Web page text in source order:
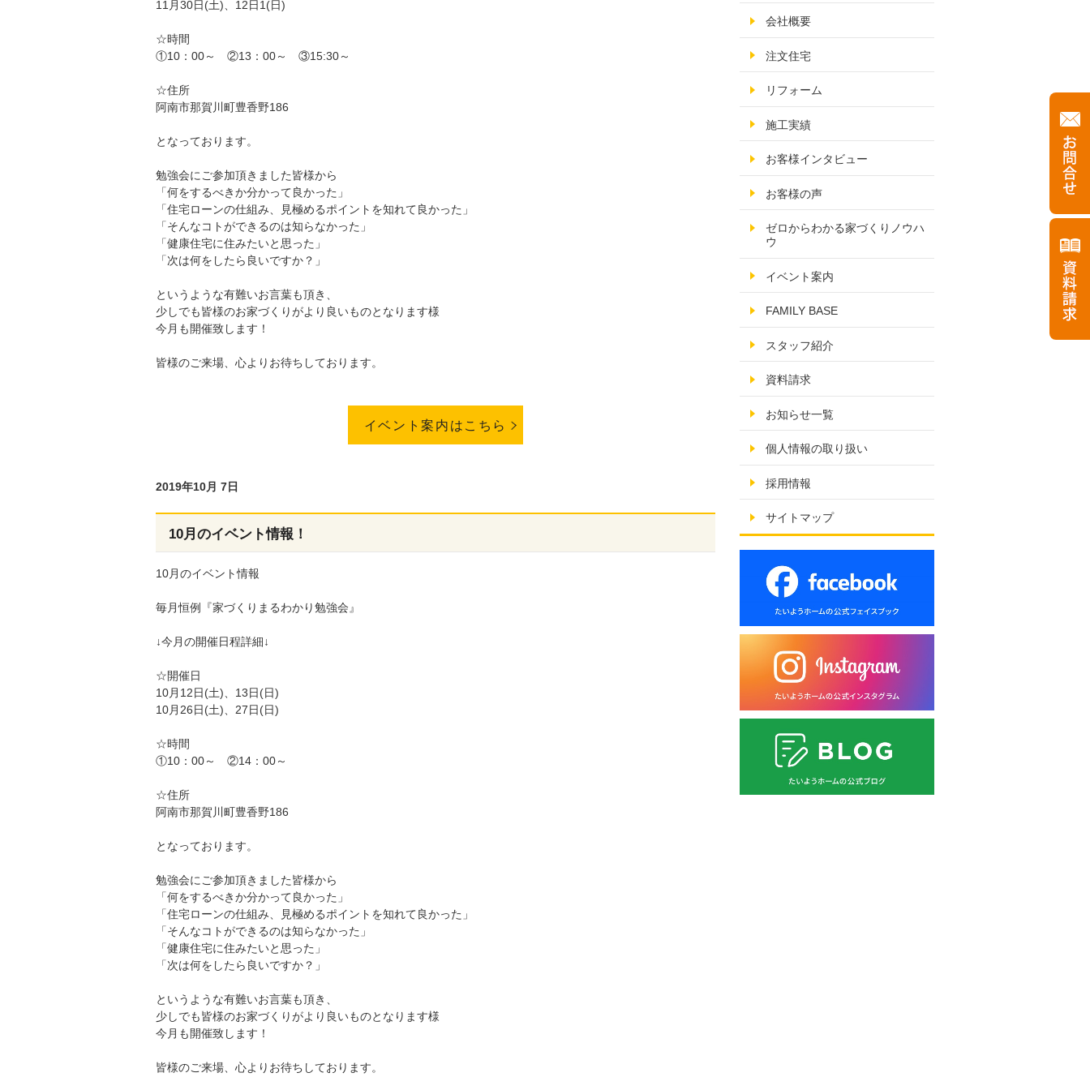
11月30日(土)、12日1(日)
☆時間
①10：00～ ②13：00～ ③15:30～
☆住所
阿南市那賀川町豊香野186
となっております。
勉強会にご参加頂きました皆様から
「何をするべきか分かって良かった」
「住宅ローンの仕組み、見極めるポイントを知れて良かった」
「そんなコトができるのは知らなかった」
「健康住宅に住みたいと思った」
「次は何をしたら良いですか？」
というような有難いお言葉も頂き、
少しでも皆様のお家づくりがより良いものとなります様
今月も開催致します！
皆様のご来場、心よりお待ちしております。
イベント案内はこちら
2019年10月 7日
10月のイベント情報！
10月のイベント情報
毎月恒例『家づくりまるわかり勉強会』
↓今月の開催日程詳細↓
☆開催日
10月12日(土)、13日(日)
10月26日(土)、27日(日)
☆時間
①10：00～ ②14：00～
☆住所
阿南市那賀川町豊香野186
となっております。
勉強会にご参加頂きました皆様から
「何をするべきか分かって良かった」
「住宅ローンの仕組み、見極めるポイントを知れて良かった」
「そんなコトができるのは知らなかった」
「健康住宅に住みたいと思った」
「次は何をしたら良いですか？」
というような有難いお言葉も頂き、
少しでも皆様のお家づくりがより良いものとなります様
今月も開催致します！
皆様のご来場、心よりお待ちしております。
会社概要
注文住宅
リフォーム
施工実績
お客様インタビュー
お客様の声
ゼロからわかる家づくりノウハ
ウ
イベント案内
FAMILY BASE
スタッフ紹介
資料請求
お知らせ一覧
個人情報の取り扱い
採用情報
サイトマップ